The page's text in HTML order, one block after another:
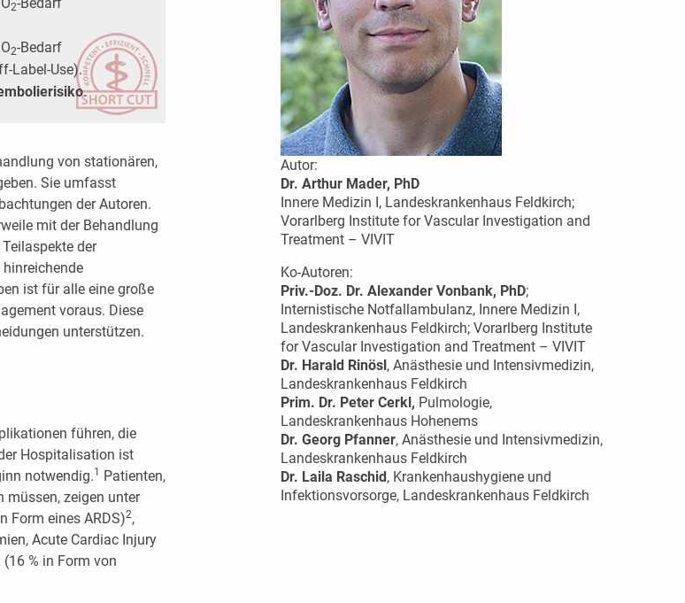
2
2-Bedarf
Label-Use).
.
von stationären,
Sie umfasst
der Autoren.
mit der Behandlung
der
ist für alle eine große
voraus. Diese
unterstützen.
führen, die
Hospitalisation ist
notwendig.1
Patienten,
müssen, zeigen unter
Form eines ARDS)2,
Acute Cardiac Injury
% in Form von
Autor:
Dr. Arthur Mader, PhD
Innere Medizin I, Landeskrankenhaus Feldkirch;
Vorarlberg Institute for Vascular Investigation and
Treatment – VIVIT
Ko-Autoren:
Priv.-Doz. Dr. Alexander Vonbank, PhD;
Internistische Notfallambulanz, Innere Medizin I,
Landeskrankenhaus Feldkirch; Vorarlberg Institute
for Vascular Investigation and Treatment – VIVIT
Dr. Harald Rinösl, Anästhesie und Intensivmedizin,
Landeskrankenhaus Feldkirch
Prim. Dr. Peter Cerkl, Pulmologie,
Landeskrankenhaus Hohenems
Dr. Georg Pfanner, Anästhesie und Intensivmedizin,
Landeskrankenhaus Feldkirch
Dr. Laila Raschid, Krankenhaushygiene und
Infektionsvorsorge, Landeskrankenhaus Feldkirch